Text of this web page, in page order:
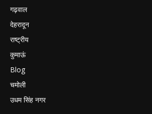
गढ़वाल
देहरादून
राष्ट्रीय
कुमाऊं
Blog
चमोली
उधम सिंह नगर